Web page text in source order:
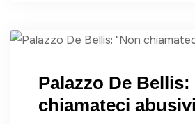
Palazzo De Bellis:
chiamateci